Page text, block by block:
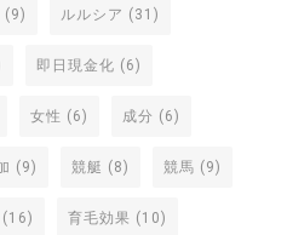
(9) ルルシア (31)
即日現金化 (6)
女性 (6) 成分 (6)
(9) 競艇 (8) 競馬 (9)
(16) 育毛効果 (10)